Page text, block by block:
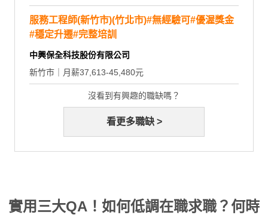
服務工程師(新竹市)(竹北市)#無經驗可#優渥獎金
#穩定升遷#完整培訓
中興保全科技股份有限公司
新竹市｜月薪37,613-45,480元
沒看到有興趣的職缺嗎？
看更多職缺 >
實用三大QA！如何低調在職求職？何時